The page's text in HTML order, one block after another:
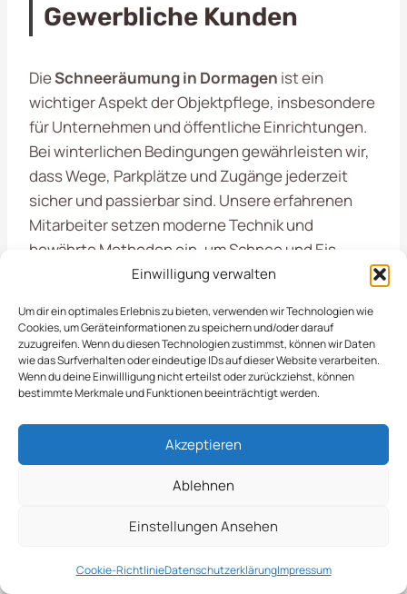
Einwilligung verwalten
Um dir ein optimales Erlebnis zu bieten, verwenden wir Technologien wie
Cookies, um Geräteinformationen zu speichern und/oder darauf
zuzugreifen. Wenn du diesen Technologien zustimmst, können wir Daten
wie das Surfverhalten oder eindeutige IDs auf dieser Website verarbeiten.
Wenn du deine Einwillligung nicht erteilst oder zurückziehst, können
bestimmte Merkmale und Funktionen beeinträchtigt werden.
Akzeptieren
Ablehnen
Einstellungen Ansehen
Cookie-RichtlinieDatenschutzerklärungImpressum
Gewerbliche Kunden
DieSchneeräumung in Dormagen ist ein
wichtiger Aspekt der Objektpflege, insbesondere
für Unternehmen und öffentliche Einrichtungen.
Bei winterlichen Bedingungen gewährleisten wir,
dass Wege, Parkplätze und Zugänge jederzeit
sicher und passierbar sind. Unsere erfahrenen
Mitarbeiter setzen moderne Technik und
bewährte Methoden ein, um Schnee und Eis
effizient zu beseitigen. Dadurch minimieren wir
reibungslosen Betrieb, selbst in der kalten
Jahreszeit.
Unsere Dienstleistungen zur umfassen eine
zuverlässige und effiziente Räumung von
Gehwegen, Einfahrten und Parkplätzen, um die
Gehwegen und Zufahrten